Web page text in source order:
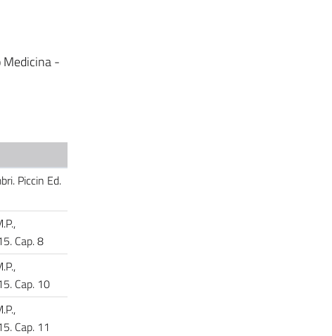
Medicina -
Piccin Ed.
Cap. 8
Cap. 10
Cap. 11